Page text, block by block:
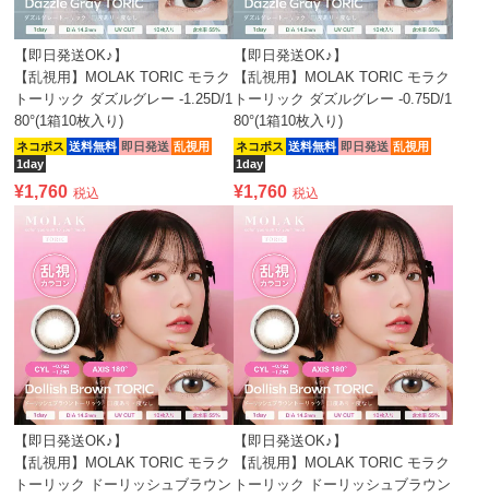
【即日発送OK♪】
【乱視用】MOLAK TORIC モラク
トーリック ダズルグレー -1.25D/1
80°(1箱10枚入り)
ネコポス 送料無料 即日発送 乱視用
1day
¥1,760 税込
【即日発送OK♪】
【乱視用】MOLAK TORIC モラク
トーリック ダズルグレー -0.75D/1
80°(1箱10枚入り)
ネコポス 送料無料 即日発送 乱視用
1day
¥1,760 税込
【即日発送OK♪】
【乱視用】MOLAK TORIC モラク
トーリック ドーリッシュブラウン
【即日発送OK♪】
【乱視用】MOLAK TORIC モラク
トーリック ドーリッシュブラウン